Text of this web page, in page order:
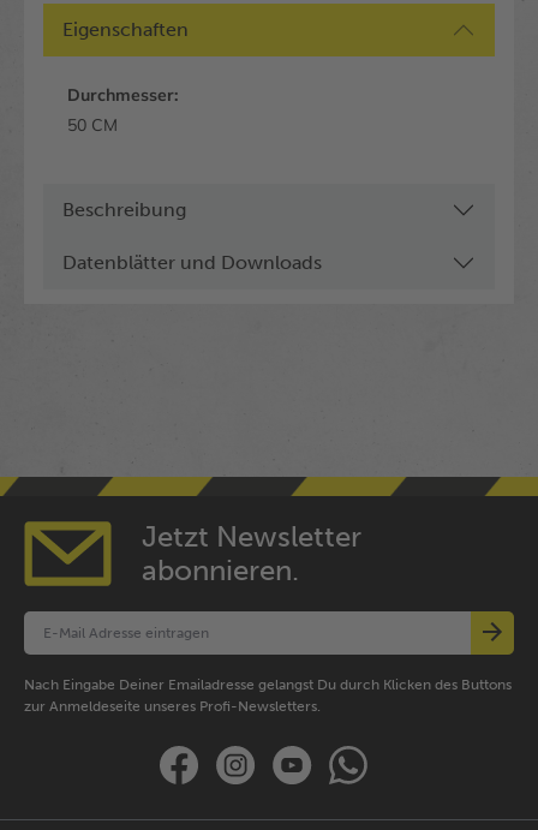
Eigenschaften
Durchmesser:
50 CM
Beschreibung
Datenblätter und Downloads
Jetzt Newsletter
abonnieren.
Nach Eingabe Deiner Emailadresse gelangst Du durch Klicken des Buttons
zur Anmeldeseite unseres Profi-Newsletters.